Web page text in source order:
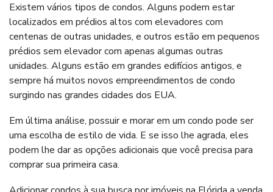
Existem vários tipos de condos. Alguns podem estar
localizados em prédios altos com elevadores com
centenas de outras unidades, e outros estão em pequenos
prédios sem elevador com apenas algumas outras
unidades. Alguns estão em grandes edifícios antigos, e
sempre há muitos novos empreendimentos de condo
surgindo nas grandes cidades dos EUA.
Em última análise, possuir e morar em um condo pode ser
uma escolha de estilo de vida. E se isso lhe agrada, eles
podem lhe dar as opções adicionais que você precisa para
comprar sua primeira casa.